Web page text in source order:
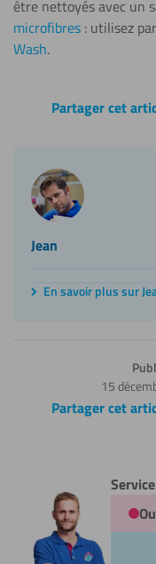
être nettoyés avec un
microfibres : utilisez
Wash.
Partager cet
Jean
En savoir plus sur
15
Partager cet